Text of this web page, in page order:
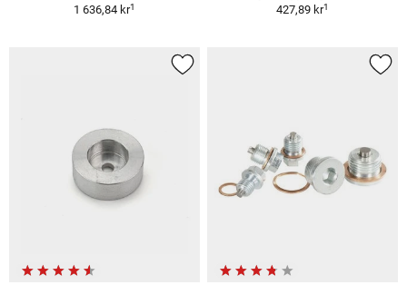
1 636,84 kr1
427,89 kr1